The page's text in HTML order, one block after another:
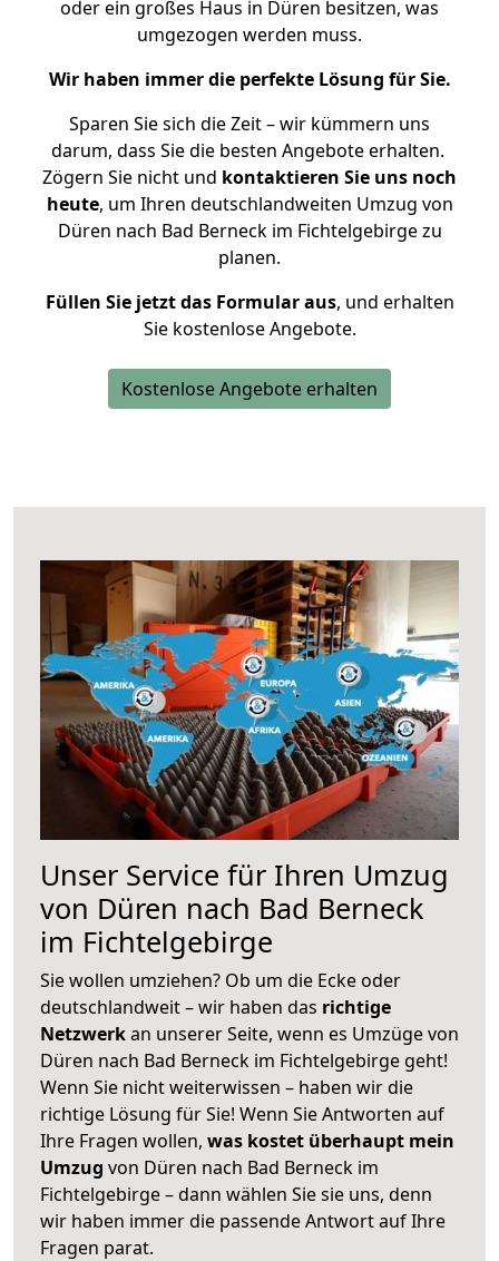
oder ein großes Haus in Düren besitzen, was
umgezogen werden muss.
Wir haben immer die perfekte Lösung für Sie.
Sparen Sie sich die Zeit – wir kümmern uns
darum, dass Sie die besten Angebote erhalten.
Zögern Sie nicht und kontaktieren Sie uns noch
heute, um Ihren deutschlandweiten Umzug von
Düren nach Bad Berneck im Fichtelgebirge zu
planen.
Füllen Sie jetzt das Formular aus, und erhalten
Sie kostenlose Angebote.
Kostenlose Angebote erhalten
Unser Service für Ihren Umzug
von Düren nach Bad Berneck
im Fichtelgebirge
Sie wollen umziehen? Ob um die Ecke oder
deutschlandweit – wir haben das richtige
Netzwerkan unserer Seite, wenn es Umzüge von
Düren nach Bad Berneck im Fichtelgebirge geht!
Wenn Sie nicht weiterwissen – haben wir die
richtige Lösung für Sie! Wenn Sie Antworten auf
Ihre Fragen wollen, was kostet überhaupt mein
Umzug von Düren nach Bad Berneck im
Fichtelgebirge – dann wählen Sie sie uns, denn
wir haben immer die passende Antwort auf Ihre
Fragen parat.